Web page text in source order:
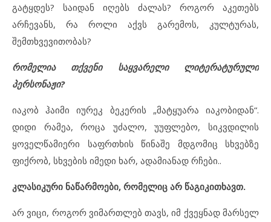
გატყდეს? საიდან იღებს ძალას? როგორ აკეთებს
არჩევანს, რა როლი აქვს გარემოს, კულტურას,
შემთხვევითობას?
რომელია თქვენი საყვარელი ლიტერატურული
პერსონაჟი?
იაკობ ჰაიმი იურეკ ბეკერის „მატყუარა იაკობიდან“.
დიდი რამეა, როცა უძალო, უუფლებო, სიკვდილის
ყოველწამიერი საფრთხის წინაშე მდგომიც სხვებზე
ფიქრობ, სხვების იმედი ხარ, ადამიანად რჩები..
კლასიკური ნაწარმოები, რომელიც არ წაგიკითხავთ.
არ ვიცი, როგორ ვიმართლებ თავს, იმ ქვეყნად მარსელ